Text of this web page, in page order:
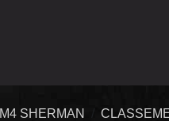
M4 SHERMAN